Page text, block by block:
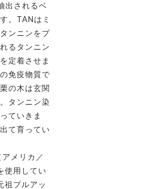
出されるベ
。TANはミ
ンニンをブ
るタンニン
定着させま
免疫物質で
の木は玄関
タンニン染
ていきま
て育ってい
メリカ／
使用してい
祖プルアッ